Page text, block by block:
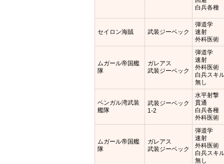
白兵各種
セイロン海賊 武装ジーベック
弾道学
速射
外科医術
ムガール帝国艦
隊
ガレアス
武装ジーベック
弾道学
速射
外科医術
白兵スキ
無し
ベンガル湾武装
艦隊
武装ジーベック
1-2
水平射撃
貫通
白兵各種
外科医術
ムガール帝国艦
隊
ガレアス
武装ジーベック
弾道学
速射
外科医術
白兵スキ
無し